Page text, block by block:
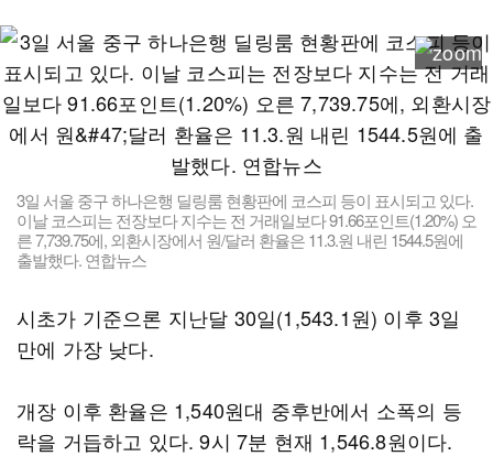
3일 서울 중구 하나은행 딜링룸 현황판에 코스피 등이 표시되고 있다.
이날 코스피는 전장보다 지수는 전 거래일보다 91.66포인트(1.20%) 오
른 7,739.75에, 외환시장에서 원/달러 환율은 11.3.원 내린 1544.5원에
출발했다. 연합뉴스
시초가 기준으론 지난달 30일(1,543.1원) 이후 3일
만에 가장 낮다.
개장 이후 환율은 1,540원대 중후반에서 소폭의 등
락을 거듭하고 있다. 9시 7분 현재 1,546.8원이다.